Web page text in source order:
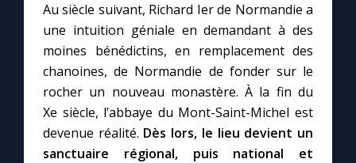
Au siècle suivant, Richard Ier de Normandie a
une intuition géniale en demandant à des
moines bénédictins, en remplacement des
chanoines, de Normandie de fonder sur le
rocher un nouveau monastère. À la fin du
Xe siècle, l’abbaye du Mont-Saint-Michel est
devenue réalité. Dès lors, le lieu devient un
sanctuaire régional, puis national et